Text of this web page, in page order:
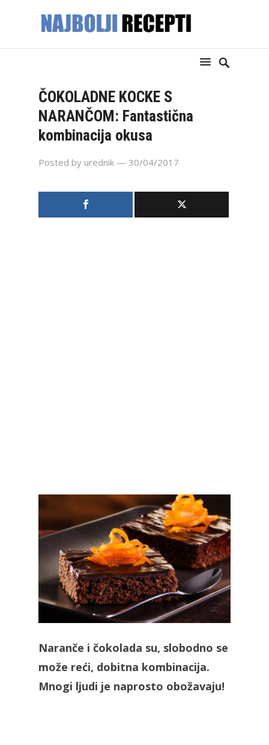
ČOKOLADNE KOCKE S
NARANČOM: Fantastična
kombinacija okusa
Posted by urednik — 30/04/2017
Naranče i čokolada su, slobodno se
može reći, dobitna kombinacija.
Mnogi ljudi je naprosto obožavaju!